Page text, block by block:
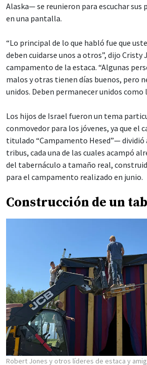
Alaska— se reunieron para escuchar sus
en una pantalla.
“Lo principal de lo que habló fue que
deben cuidarse unos a otros”, dijo Cristy
campamento de la estaca. “Algunas
malos y otras tienen días buenos, pero
unidos. Deben permanecer unidos como
Los hijos de Israel fueron un tema
conmovedor para los jóvenes, ya que el
titulado “Campamento Hesed”—
tribus, cada una de las cuales acampó
del tabernáculo a tamaño real,
para el campamento realizado en junio.
Construcción de un
Robert Jones y otros líderes de estaca y